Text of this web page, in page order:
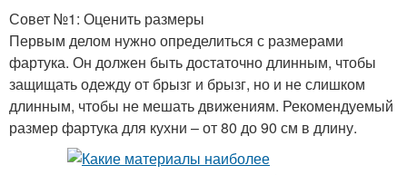
Совет №1: Оценить размеры
Первым делом нужно определиться с размерами
фартука. Он должен быть достаточно длинным, чтобы
защищать одежду от брызг и брызг, но и не слишком
длинным, чтобы не мешать движениям. Рекомендуемый
размер фартука для кухни – от 80 до 90 см в длину.